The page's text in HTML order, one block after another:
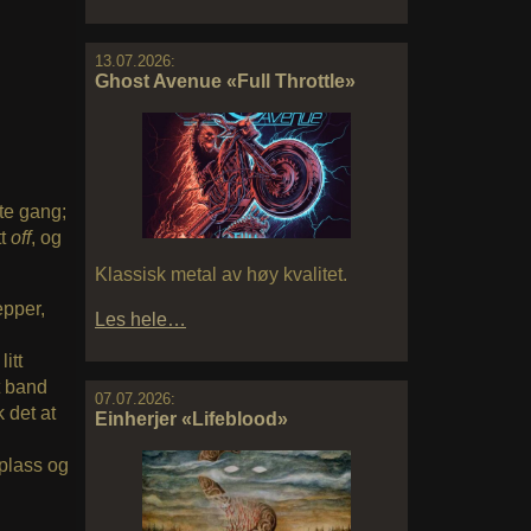
13.07.2026:
Ghost Avenue «Full Throttle»
Klassisk metal av høy kvalitet.
Les hele…
07.07.2026:
Einherjer «Lifeblood»
gang;
off, og
litt
det at
og